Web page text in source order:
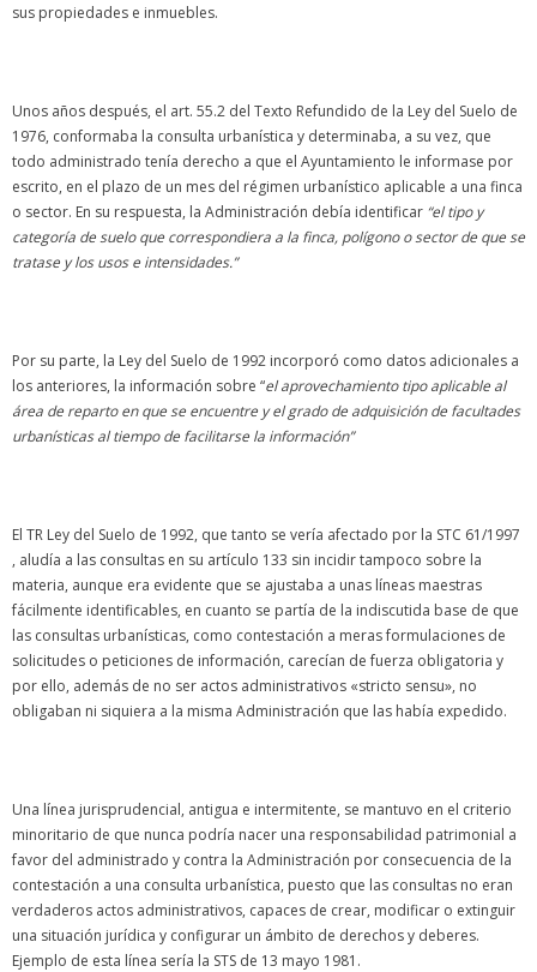
sus propiedades e inmuebles.
Unos años después, el art. 55.2 del Texto Refundido de la Ley del Suelo de
1976, conformaba la consulta urbanística y determinaba, a su vez, que
todo administrado tenía derecho a que el Ayuntamiento le informase por
escrito, en el plazo de un mes del régimen urbanístico aplicable a una finca
o sector. En su respuesta, la Administración debía identificar “el tipo y
categoría de suelo que correspondiera a la finca, polígono o sector de que se
tratase y los usos e intensidades.”
Por su parte, la Ley del Suelo de 1992 incorporó como datos adicionales a
los anteriores, la información sobre “el aprovechamiento tipo aplicable al
área de reparto en que se encuentre y el grado de adquisición de facultades
urbanísticas al tiempo de facilitarse la información”
El TR Ley del Suelo de 1992, que tanto se vería afectado por la STC 61/1997
, aludía a las consultas en su artículo 133 sin incidir tampoco sobre la
materia, aunque era evidente que se ajustaba a unas líneas maestras
fácilmente identificables, en cuanto se partía de la indiscutida base de que
las consultas urbanísticas, como contestación a meras formulaciones de
solicitudes o peticiones de información, carecían de fuerza obligatoria y
por ello, además de no ser actos administrativos «stricto sensu», no
obligaban ni siquiera a la misma Administración que las había expedido.
Una línea jurisprudencial, antigua e intermitente, se mantuvo en el criterio
minoritario de que nunca podría nacer una responsabilidad patrimonial a
favor del administrado y contra la Administración por consecuencia de la
contestación a una consulta urbanística, puesto que las consultas no eran
verdaderos actos administrativos, capaces de crear, modificar o extinguir
una situación jurídica y configurar un ámbito de derechos y deberes.
Ejemplo de esta línea sería la STS de 13 mayo 1981.